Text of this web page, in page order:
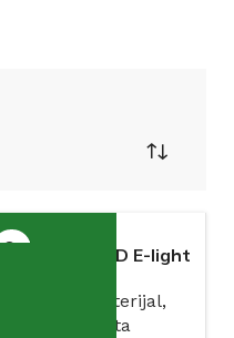
Plafonjera LED E-light
Elektromaterijal,
Rasvjeta